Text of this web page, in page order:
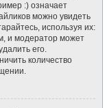
:) означает
можно увидеть
используя их:
и модератор может
его.
количество